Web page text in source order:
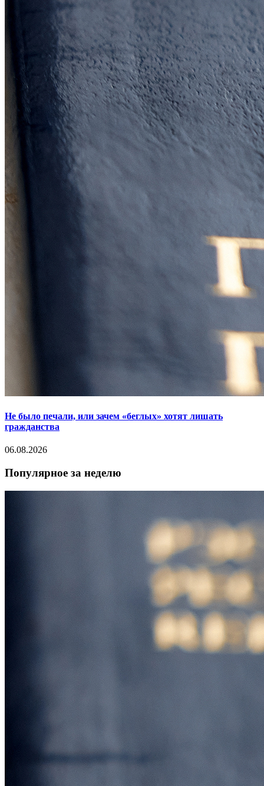
Не было печали, или зачем «беглых» хотят лишать
гражданства
06.08.2026
Популярное за неделю